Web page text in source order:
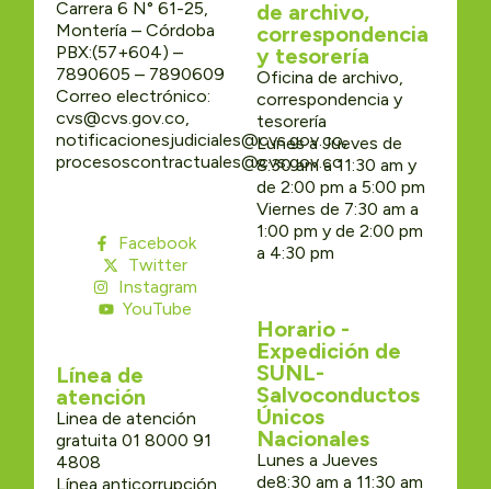
Carrera 6 N° 61-25,
Montería – Córdoba
PBX:(57+604) –
7890605 – 7890609
Correo electrónico:
cvs@cvs.gov.co,
notificacionesjudiciales@cvs.gov.co,
procesoscontractuales@cvs.gov.co
Facebook
Twitter
Instagram
YouTube
Línea de
atención
Linea de atención
gratuita 01 8000 91
4808
Línea anticorrupción
de archivo,
correspondencia
y tesorería
Oficina de archivo,
correspondencia y
tesorería
Lunes a Jueves de
8:30 am a 11:30 am y
de 2:00 pm a 5:00 pm
Viernes de 7:30 am a
1:00 pm y de 2:00 pm
a 4:30 pm
Horario -
Expedición de
SUNL-
Salvoconductos
Únicos
Nacionales
Lunes a Jueves
de8:30 am a 11:30 am